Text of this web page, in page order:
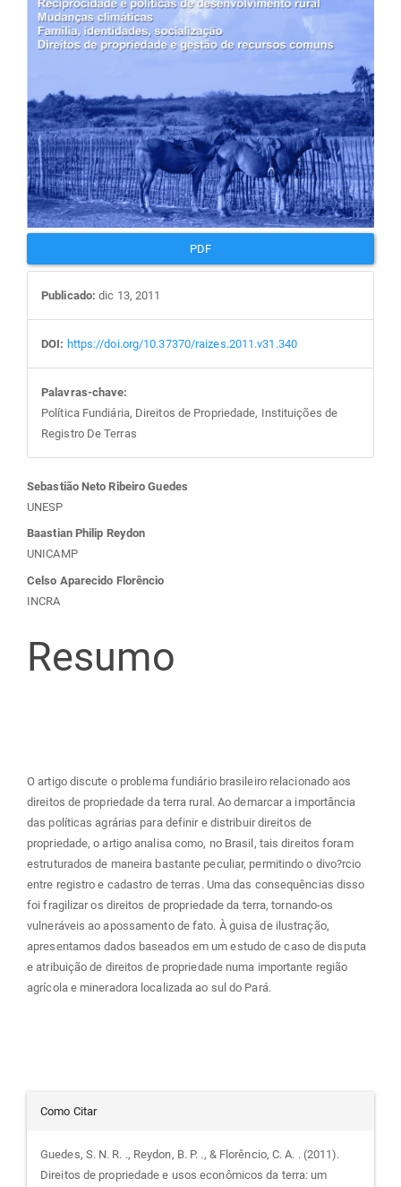
PDF
Publicado: dic 13, 2011
DOI: https://doi.org/10.37370/raizes.2011.v31.340
Palavras-chave:
Política Fundiária, Direitos de Propriedade, Instituições de
Registro De Terras
Conteúdo
do
artigo
principal
Sebastião Neto Ribeiro Guedes
UNESP
Baastian Philip Reydon
UNICAMP
Celso Aparecido Florêncio
INCRA
Resumo
O artigo discute o problema fundiário brasileiro relacionado aos
direitos de propriedade da terra rural. Ao demarcar a importância
das políticas agrárias para definir e distribuir direitos de
propriedade, o artigo analisa como, no Brasil, tais direitos foram
estruturados de maneira bastante peculiar, permitindo o divo?rcio
entre registro e cadastro de terras. Uma das consequências disso
foi fragilizar os direitos de propriedade da terra, tornando-os
vulneráveis ao apossamento de fato. À guisa de ilustração,
apresentamos dados baseados em um estudo de caso de disputa
e atribuição de direitos de propriedade numa importante região
agrícola e mineradora localizada ao sul do Pará.
Detalhes
do
Como Citar
Guedes, S. N. R. ., Reydon, B. P. ., & Florêncio, C. A. . (2011).
Direitos de propriedade e usos econômicos da terra: um